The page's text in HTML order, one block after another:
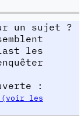
un sujet ?
les
:
(voir les